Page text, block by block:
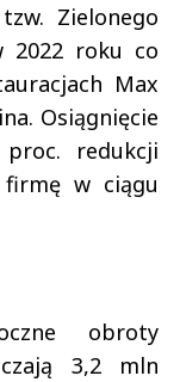
Zielonego
2022 roku co
Max
Osiągnięcie
redukcji
w ciągu
obroty
3,2 mln